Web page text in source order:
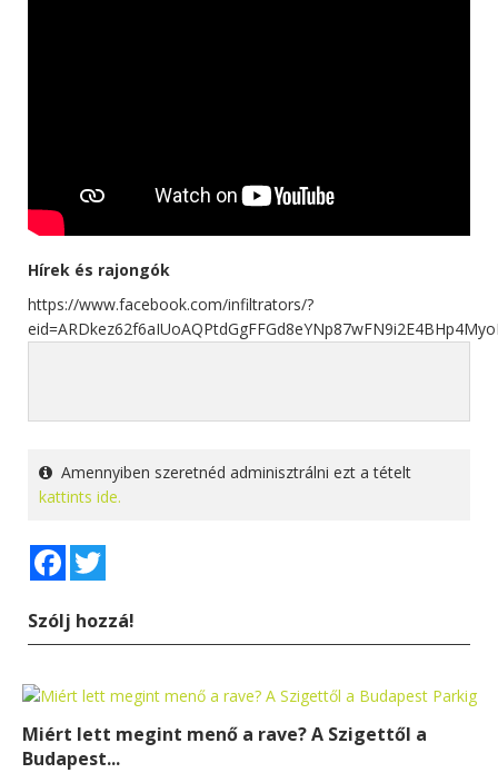
Hírek és rajongók
https://www.facebook.com/infiltrators/?
Amennyiben szeretnéd adminisztrálni ezt a tételt
kattints ide.
Facebook
Szólj hozzá!
Miért lett megint menő a rave? A Szigettől a
Budapest...